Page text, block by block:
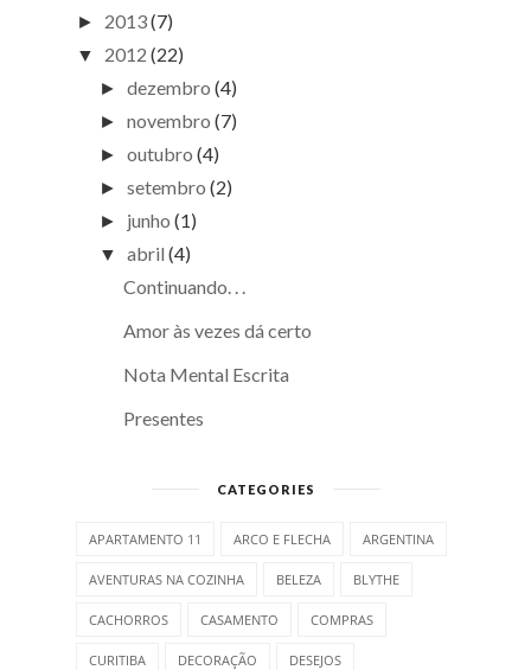
► 2013(7)
▼ 2012 (22)
►dezembro (4)
►novembro (7)
►outubro (4)
►setembro (2)
► junho (1)
▼ abril (4)
Continuando. . .
Amor às vezes dá certo
Nota Mental Escrita
Presentes
CATEGORIES
APARTAMENTO 11 ARCO E FLECHA ARGENTINA
AVENTURAS NA COZINHA BELEZA BLYTHE
CACHORROS CASAMENTO COMPRAS
CURITIBA DECORAÇÃO DESEJOS